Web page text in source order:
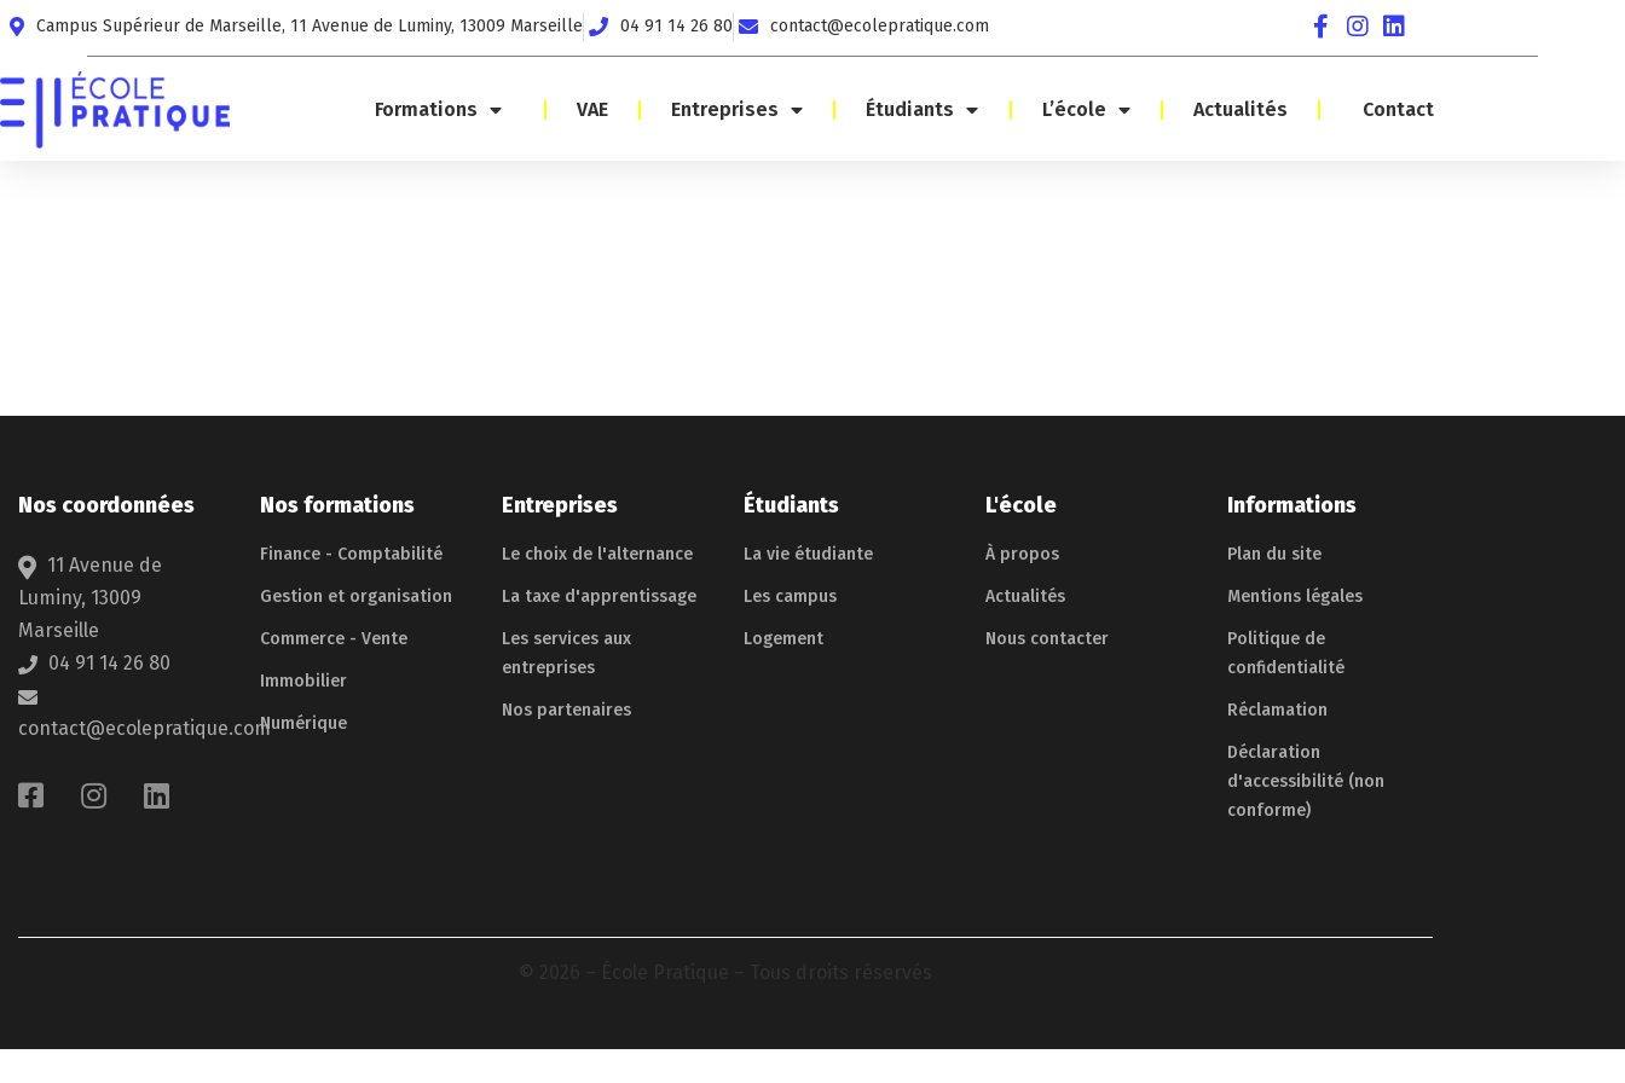
Campus Supérieur de Marseille, 11 Avenue de Luminy, 13009 Marseille 04 91 14 26 80 contact@ecolepratique.com
Formations VAE Entreprises Étudiants L’école Actualités Contact
Nos coordonnées
11 Avenue de
Luminy, 13009
Marseille
04 91 14 26 80
contact@ecolepratique.com
Nos formations
Finance - Comptabilité
Gestion et organisation
Commerce - Vente
Immobilier
Numérique
Entreprises
Le choix de l'alternance
La taxe d'apprentissage
Les services aux
entreprises
Nos partenaires
Étudiants
La vie étudiante
Les campus
Logement
L'école
À propos
Actualités
Nous contacter
Informations
Plan du site
Mentions légales
Politique de
confidentialité
Réclamation
Déclaration
d'accessibilité (non
conforme)